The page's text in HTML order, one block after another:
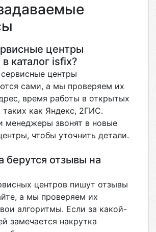
центры
каталог isfix?
центры
сами, а мы проверяем их
время работы в открытых
таких как Яндекс, 2ГИС.
менеджеры звонят в новые
чтобы уточнить детали.
берутся отзывы на
центров пишут отзывы
а мы проверяем их
алгоритмы. Если за какой-
замечается накрутка